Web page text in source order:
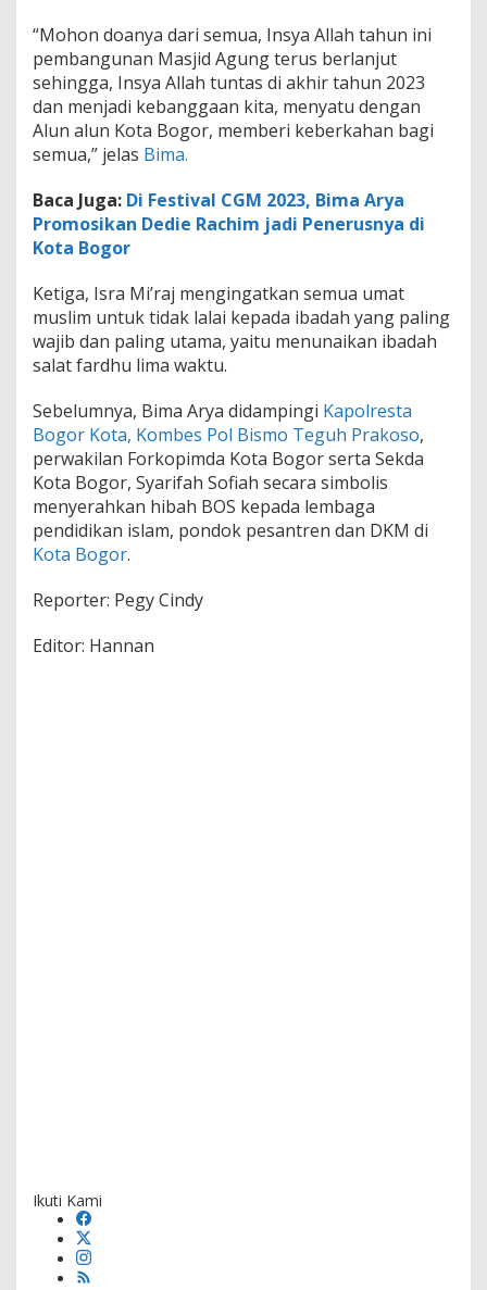
“Mohon doanya dari semua, Insya Allah tahun ini
pembangunan Masjid Agung terus berlanjut
sehingga, Insya Allah tuntas di akhir tahun 2023
dan menjadi kebanggaan kita, menyatu dengan
Alun alun Kota Bogor, memberi keberkahan bagi
semua,” jelas Bima.
Baca Juga: Di Festival CGM 2023, Bima Arya
Promosikan Dedie Rachim jadi Penerusnya di
Kota Bogor
Ketiga, Isra Mi’raj mengingatkan semua umat
muslim untuk tidak lalai kepada ibadah yang paling
wajib dan paling utama, yaitu menunaikan ibadah
salat fardhu lima waktu.
Sebelumnya, Bima Arya didampingi Kapolresta
Bogor Kota, Kombes Pol Bismo Teguh Prakoso,
perwakilan Forkopimda Kota Bogor serta Sekda
Kota Bogor, Syarifah Sofiah secara simbolis
menyerahkan hibah BOS kepada lembaga
pendidikan islam, pondok pesantren dan DKM di
Kota Bogor.
Reporter: Pegy Cindy
Editor: Hannan
Ikuti Kami